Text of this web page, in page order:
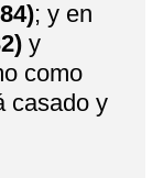
; y en
y
como
casado y